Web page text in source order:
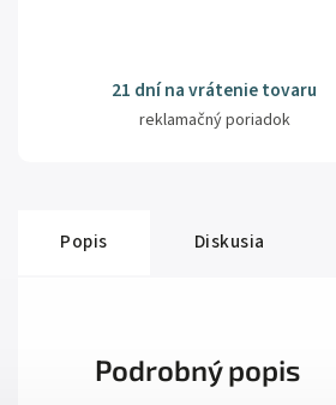
21 dní na vrátenie tovaru
reklamačný poriadok
Popis Diskusia
Podrobný popis